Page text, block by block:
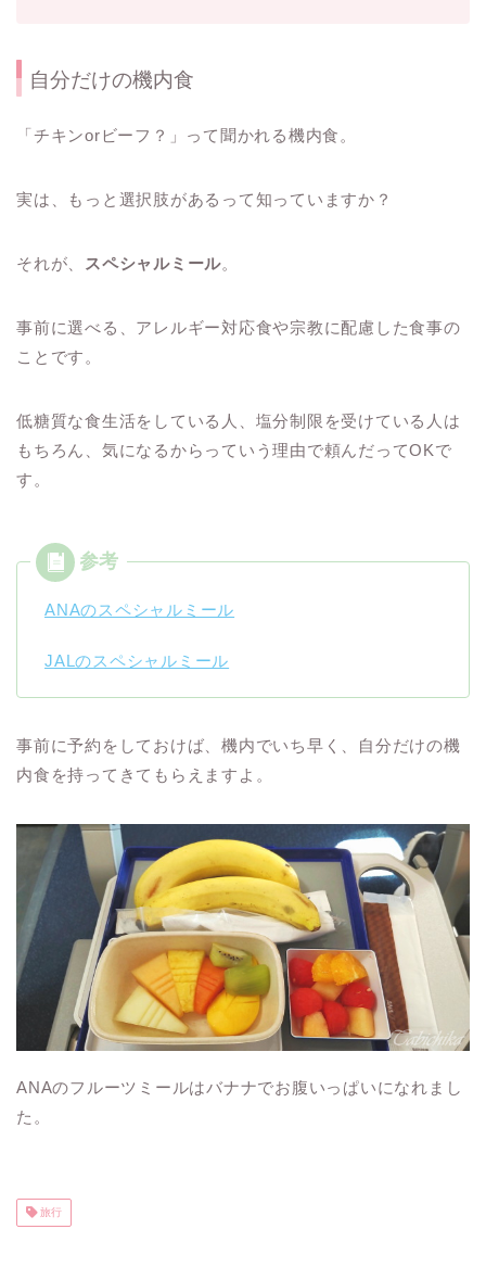
自分だけの機内食
「チキンorビーフ？」って聞かれる機内食。
実は、もっと選択肢があるって知っていますか？
それが、 スペシャルミール。
事前に選べる、アレルギー対応食や宗教に配慮した食事の
ことです。
低糖質な食生活をしている人、塩分制限を受けている人は
もちろん、気になるからっていう理由で頼んだってOKで
す。
ANAのスペシャルミール
JALのスペシャルミール
事前に予約をしておけば、機内でいち早く、自分だけの機
内食を持ってきてもらえますよ。
ANAのフルーツミールはバナナでお腹いっぱいになれまし
た。
旅行